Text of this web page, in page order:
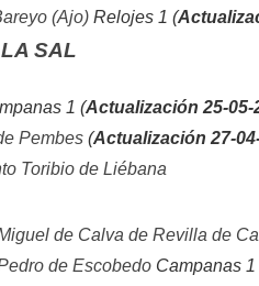
(Ajo) Relojes 1 (
SAL
1 (Actualización 25-05-
Pembes (Actualización 27-
Toribio de Liébana
de Calva de Revilla de
de Escobedo Campanas